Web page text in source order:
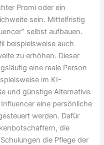
Promi oder ein
sein. Mittelfristig
selbst aufbauen.
beispielsweise auch
zu erhöhen. Dieser
eine reale Person
im KI-
und günstige Alternative.
eine persönliche
werden. Dafür
die
die Pflege der